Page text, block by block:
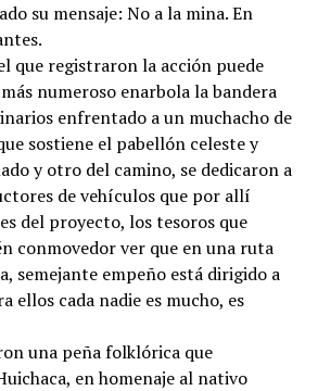
su mensaje: No a la mina. En
que registraron la acción puede
numeroso enarbola la bandera
enfrentado a un muchacho de
sostiene el pabellón celeste y
y otro del camino, se dedicaron a
de vehículos que por allí
del proyecto, los tesoros que
conmovedor ver que en una ruta
semejante empeño está dirigido a
ellos cada nadie es mucho, es
una peña folklórica que
en homenaje al nativo